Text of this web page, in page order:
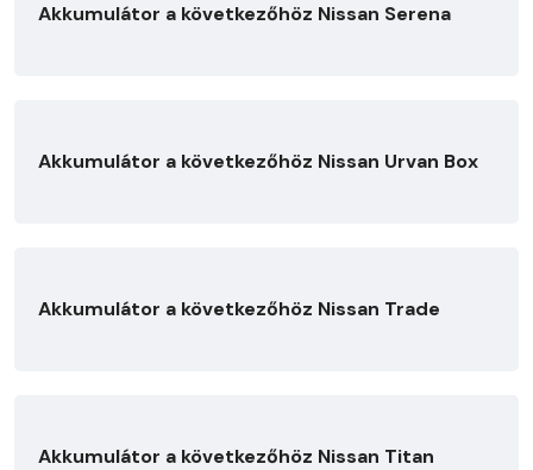
Akkumulátor a következőhöz Nissan Serena
Akkumulátor a következőhöz Nissan Urvan Box
Akkumulátor a következőhöz Nissan Trade
Akkumulátor a következőhöz Nissan Titan